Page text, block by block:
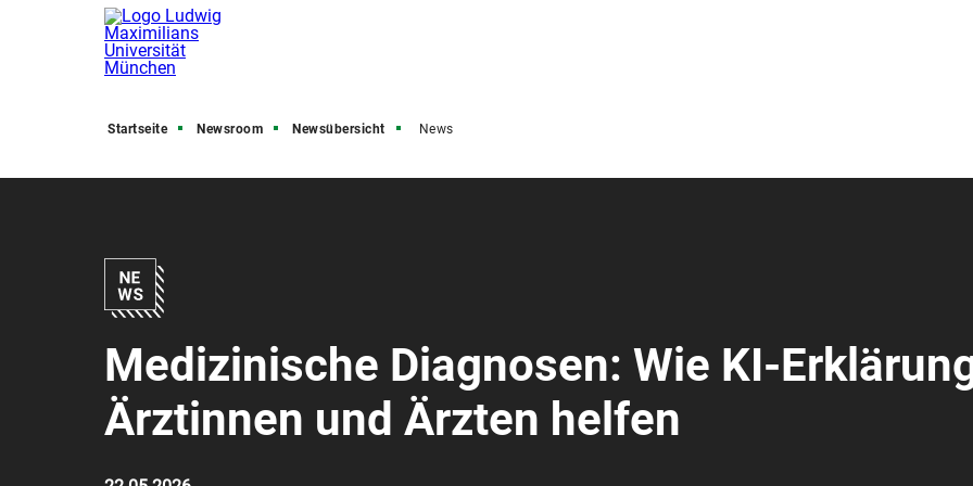
Startseite Newsroom Newsübersicht News
Medizinische Diagnosen: Wie KI-
Ärztinnen und Ärzten helfen